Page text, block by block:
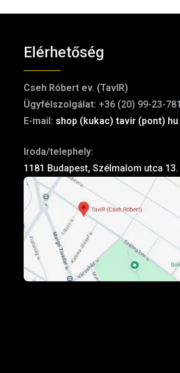
Elérhetőség
Cseh Róbert ev. (TavIR)
Ügyfélszolgálat: +36 (20) 99-23-781
E-mail: shop (kukac) tavir (pont) hu
Iroda/telephely:
1181 Budapest, Szélmalom utca 13.